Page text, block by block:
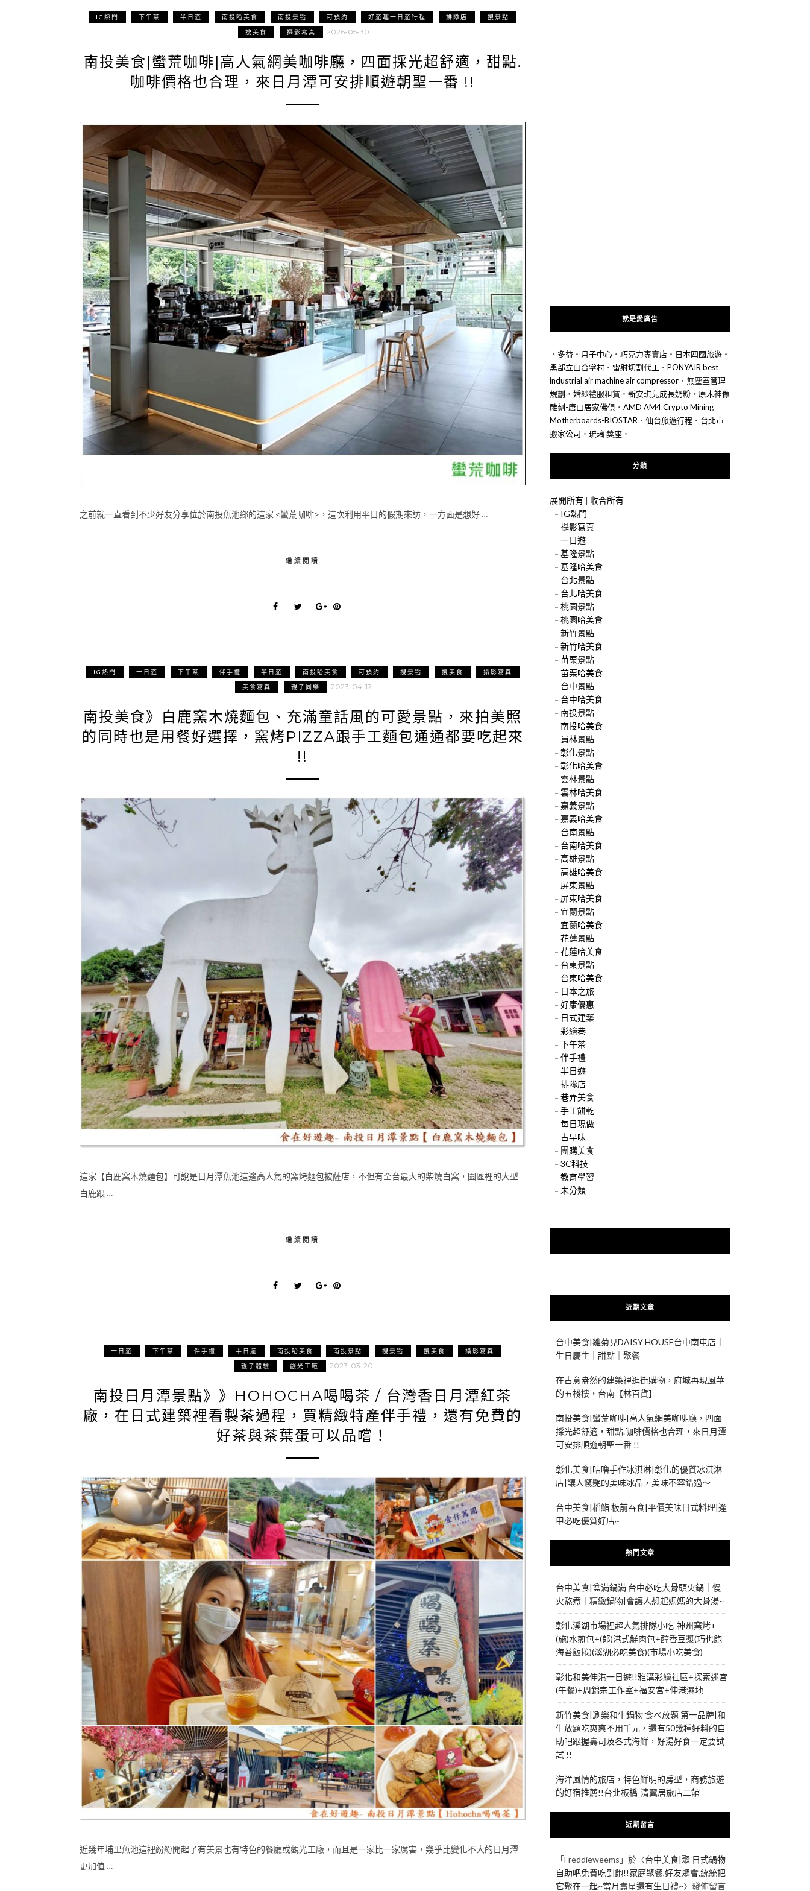
IG熱門 下午茶 半日遊 南投哈美食 南投景點 可預約 好遊趣一日遊行程 排隊店 搜景點
搜美食 攝影寫真 2026-05-30
南投美食|蠻荒咖啡|高人氣網美咖啡廳，四面採光超舒適，甜點.
咖啡價格也合理，來日月潭可安排順遊朝聖一番 !!
之前就一直看到不少好友分享位於南投魚池鄉的這家 <蠻荒咖啡>，這次利用平日的假期來訪，一方面是想好 …
繼續閱讀
IG熱門 一日遊 下午茶 伴手禮 半日遊 南投哈美食 可預約 搜景點 搜美食 攝影寫真
美食寫真 親子同樂 2023-04-17
南投美食》白鹿窯木燒麵包、充滿童話風的可愛景點，來拍美照
的同時也是用餐好選擇，窯烤PIZZA跟手工麵包通通都要吃起來
!!
這家【白鹿窯木燒麵包】可說是日月潭魚池這邊高人氣的窯烤麵包披薩店，不但有全台最大的柴燒白窯，園區裡的大型
白鹿跟 …
繼續閱讀
一日遊 下午茶 伴手禮 半日遊 南投哈美食 南投景點 搜景點 搜美食 攝影寫真
親子體驗 觀光工廠 2023-03-20
南投日月潭景點》》HOHOCHA喝喝茶 / 台灣香日月潭紅茶
廠，在日式建築裡看製茶過程，買精緻特產伴手禮，還有免費的
好茶與茶葉蛋可以品嚐！
近幾年埔里魚池這裡紛紛開起了有美景也有特色的餐廳或觀光工廠，而且是一家比一家厲害，幾乎比變化不大的日月潭
更加值 …
就是愛廣告
‧ 多益 ‧ 月子中心 ‧ 巧克力專賣店 ‧ 日本四國旅遊 ‧
黑部立山合掌村 ‧ 雷射切割代工 ‧ PONYAIR best
industrial air machine air compressor ‧ 無塵室管理
規劃 ‧ 婚紗禮服租賃 ‧ 新安琪兒成長奶粉 ‧ 原木神像
雕刻-唐山居家佛俱 ‧ AMD AM4 Crypto Mining
Motherboards-BIOSTAR ‧ 仙台旅遊行程 ‧ 台北市
搬家公司 ‧ 琉璃 獎座 ‧
分類
展開所有 | 收合所有
IG熱門
攝影寫真
一日遊
基隆景點
基隆哈美食
台北景點
台北哈美食
桃園景點
桃園哈美食
新竹景點
新竹哈美食
苗栗景點
苗栗哈美食
台中景點
台中哈美食
南投景點
南投哈美食
員林景點
彰化景點
彰化哈美食
雲林景點
雲林哈美食
嘉義景點
嘉義哈美食
台南景點
台南哈美食
高雄景點
高雄哈美食
屏東景點
屏東哈美食
宜蘭景點
宜蘭哈美食
花蓮景點
花蓮哈美食
台東景點
台東哈美食
日本之旅
好康優惠
日式建築
彩繪巷
下午茶
伴手禮
半日遊
排隊店
巷弄美食
手工餅乾
每日現做
古早味
團購美食
3C科技
教育學習
未分類
近期文章
台中美食|雛菊見DAISY HOUSE台中南屯店｜
生日慶生｜甜點｜聚餐
在古意盎然的建築裡逛街購物，府城再現風華
的五棧樓，台南【林百貨】
南投美食|蠻荒咖啡|高人氣網美咖啡廳，四面
採光超舒適，甜點.咖啡價格也合理，來日月潭
可安排順遊朝聖一番 !!
彰化美食|咕嚕手作冰淇淋|彰化的優質冰淇淋
店|讓人驚艷的美味冰品，美味不容錯過～
台中美食|稻鮨 板前吞食|平價美味日式料理|逢
甲必吃優質好店~
熱門文章
台中美食|盆滿鍋滿 台中必吃大骨頭火鍋｜慢
火熬煮｜精緻鍋物|會讓人想起媽媽的大骨湯~
彰化溪湖市場裡超人氣排隊小吃-神州窯烤+
(施)水煎包+(郎)港式鮮肉包+醇香豆漿(巧也飽
海苔飯捲)(溪湖必吃美食)(市場小吃美食)
彰化和美伸港一日遊!!雅溝彩繪社區+探索迷宮
(午餐)+周錦宗工作室+福安宮+伸港濕地
新竹美食|涮樂和牛鍋物 食べ放題 第一品牌|和
牛放題吃爽爽不用千元，還有50幾種好料的自
助吧跟握壽司及各式海鮮，好湯好食一定要試
試 !!
海洋風情的旅店，特色鮮明的房型，商務旅遊
的好宿推薦!!台北板橋-清翼居旅店二館
近期留言
「Freddieweems 」於〈台中美食|聚 日式鍋物
自助吧免費吃到飽!!家庭聚餐,好友聚會,統統把
它聚在一起~當月壽星還有生日禮~〉發佈留言